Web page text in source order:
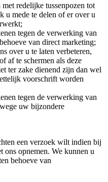
redelijke tussenpozen tot
u mede te delen of er over u
tegen de verwerking van
van direct marketing;
over u te laten verbeteren,
af te schermen als deze
ter zake dienend zijn dan wel
voorschrift worden
tegen de verwerking van
uw bijzondere
een verzoek wilt indien bij
ons opnemen. We kunnen u
behoeve van